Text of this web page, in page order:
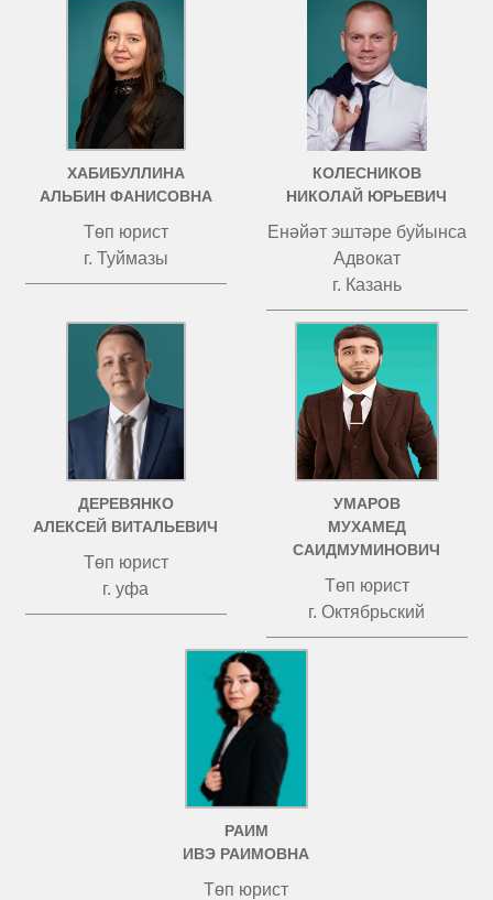
ХАБИБУЛЛИНА
АЛЬБИН ФАНИСОВНА
Төп юрист
г. Туймазы
КОЛЕСНИКОВ
НИКОЛАЙ ЮРЬЕВИЧ
Енәйәт эштәре буйынса
Адвокат
г. Казань
ДЕРЕВЯНКО
АЛЕКСЕЙ ВИТАЛЬЕВИЧ
Төп юрист
г. уфа
УМАРОВ
МУХАМЕД
САИДМУМИНОВИЧ
Төп юрист
г. Октябрьский
РАИМ
ИВЭ РАИМОВНА
Төп юрист